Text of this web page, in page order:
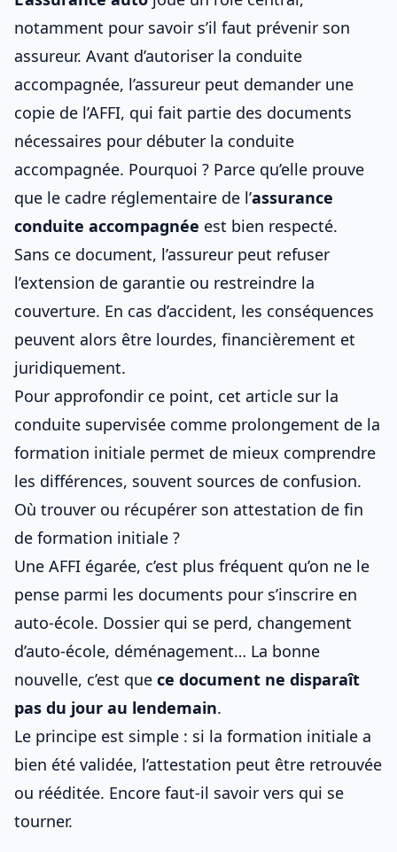
notamment pour savoir s’il faut prévenir son
assureur. Avant d’autoriser la conduite
accompagnée, l’assureur peut demander une
copie de l’AFFI, qui fait partie des documents
nécessaires pour débuter la conduite
accompagnée. Pourquoi ? Parce qu’elle prouve
que le cadre réglementaire de l’assurance
conduite accompagnée est bien respecté.
Sans ce document, l’assureur peut refuser
l’extension de garantie ou restreindre la
couverture. En cas d’accident, les conséquences
peuvent alors être lourdes, financièrement et
juridiquement.
Pour approfondir ce point, cet article sur la
conduite supervisée comme prolongement de la
formation initiale permet de mieux comprendre
les différences, souvent sources de confusion.
Où trouver ou récupérer son attestation de fin
de formation initiale ?
Une AFFI égarée, c’est plus fréquent qu’on ne le
pense parmi les documents pour s’inscrire en
auto‑école. Dossier qui se perd, changement
d’auto‑école, déménagement… La bonne
nouvelle, c’est que ce document ne disparaît
pas du jour au lendemain.
Le principe est simple : si la formation initiale a
bien été validée, l’attestation peut être retrouvée
ou rééditée. Encore faut‑il savoir vers qui se
tourner.